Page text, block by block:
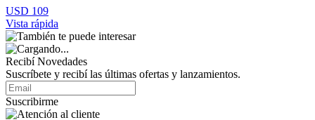
USD 109
Vista rápida
Recibí Novedades
Suscríbete y recibí las últimas ofertas y lanzamientos.
Suscribirme